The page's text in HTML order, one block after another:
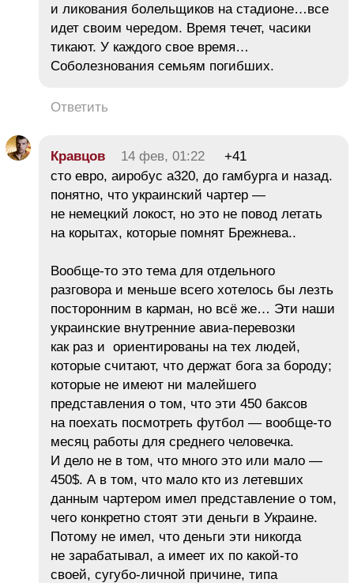
и ликования болельщиков на стадионе…все
идет своим чередом. Время течет, часики
тикают. У каждого свое время…
Соболезнования семьям погибших.
Ответить
Кравцов 14 фев, 01:22
+41
сто евро, аиробус а320, до гамбурга и назад.
понятно, что украинский чартер —
не немецкий локост, но это не повод летать
на корытах, которые помнят Брежнева..
Вообще-то это тема для отдельного
разговора и меньше всего хотелось бы лезть
посторонним в карман, но всё же… Эти наши
украинские внутренние авиа-перевозки
как раз и ориентированы на тех людей,
которые считают, что держат бога за бороду;
которые не имеют ни малейшего
представления о том, что эти 450 баксов
на поехать посмотреть футбол — вообще-то
месяц работы для среднего человечка.
И дело не в том, что много это или мало —
450$. А в том, что мало кто из летевших
данным чартером имел представление о том,
чего конкретно стоят эти деньги в Украине.
Потому не имел, что деньги эти никогда
не зарабатывал, а имеет их по какой-то
своей, сугубо-личной причине, типа